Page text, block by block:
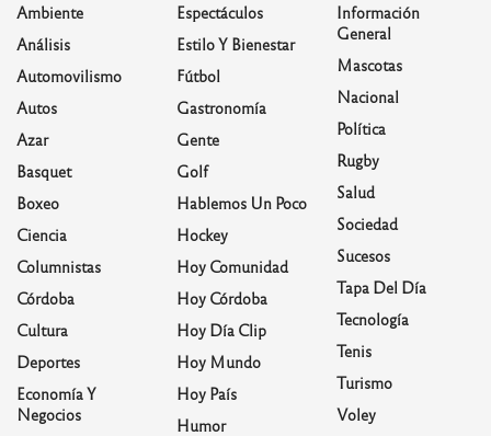
Ambiente
Análisis
Automovilismo
Autos
Azar
Basquet
Boxeo
Ciencia
Columnistas
Córdoba
Cultura
Deportes
Economía Y
Negocios
Espectáculos
Estilo Y Bienestar
Fútbol
Gastronomía
Gente
Golf
Hablemos Un Poco
Hockey
Hoy Comunidad
Hoy Córdoba
Hoy Día Clip
Hoy Mundo
Hoy País
Humor
Información
General
Mascotas
Nacional
Política
Rugby
Salud
Sociedad
Sucesos
Tapa Del Día
Tecnología
Tenis
Turismo
Voley